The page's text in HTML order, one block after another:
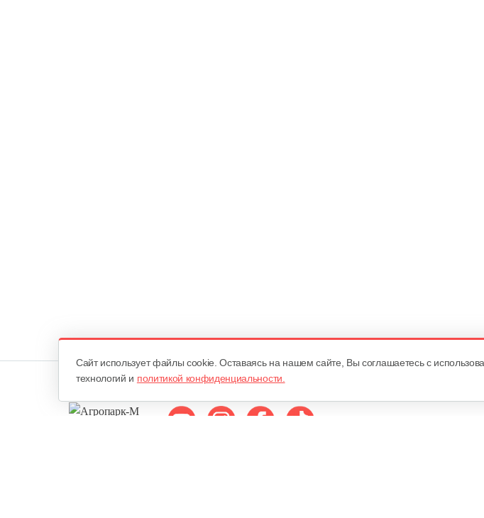
Cайт использует файлы cookie. Оставаясь на нашем сайте, Вы соглашаетесь с
технологий и политикой конфиденциальности.